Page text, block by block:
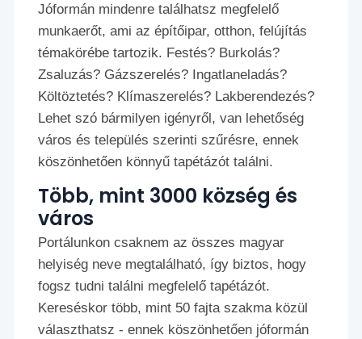
Jóformán mindenre találhatsz megfelelő
munkaerőt, ami az építőipar, otthon, felújítás
témakörébe tartozik. Festés? Burkolás?
Zsaluzás? Gázszerelés? Ingatlaneladás?
Költöztetés? Klímaszerelés? Lakberendezés?
Lehet szó bármilyen igényről, van lehetőség
város és település szerinti szűrésre, ennek
köszönhetően könnyű tapétázót találni.
Több, mint 3000 község és
város
Portálunkon csaknem az összes magyar
helyiség neve megtalálható, így biztos, hogy
fogsz tudni találni megfelelő tapétázót.
Kereséskor több, mint 50 fajta szakma közül
választhatsz - ennek köszönhetően jóformán